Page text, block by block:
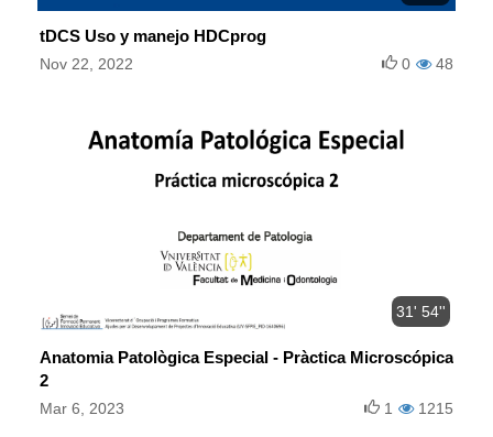
tDCS Uso y manejo HDCprog
Nov 22, 2022 48
0
31' 54''
Anatomia Patològica Especial - Pràctica Microscópica
2
Mar 6, 2023 1215
1